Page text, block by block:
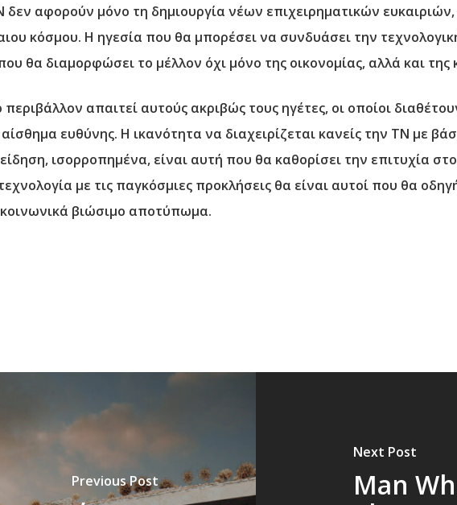
δεν αφορούν μόνο τη δημιουργία νέων επιχειρηματικών
κόσμου. Η ηγεσία που θα μπορέσει να συνδυάσει την
θα διαμορφώσει το μέλλον όχι μόνο της οικονομίας, αλλά και της
απαιτεί αυτούς ακριβώς τους ηγέτες, οι οποίοι
ευθύνης. Η ικανότητα να διαχειρίζεται κανείς την ΤΝ με
ισορροπημένα, είναι αυτή που θα καθορίσει την επιτυχία
με τις παγκόσμιες προκλήσεις θα είναι αυτοί που θα
βιώσιμο αποτύπωμα.
Previous Post
Next Post
Man